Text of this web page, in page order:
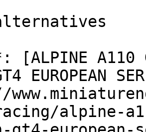
A110
EUROPEAN
alpine-